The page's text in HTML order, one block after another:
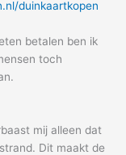
duinkaartkopen
betalen ben ik
toch
mij alleen dat
Dit maakt de